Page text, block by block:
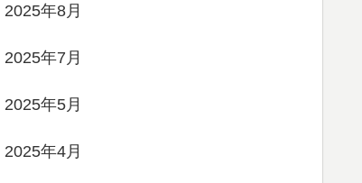
2025年8月
2025年7月
2025年5月
2025年4月